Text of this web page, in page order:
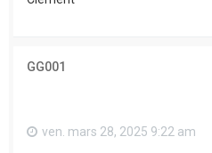
GG001
ven. mars 28, 2025 9:22 am